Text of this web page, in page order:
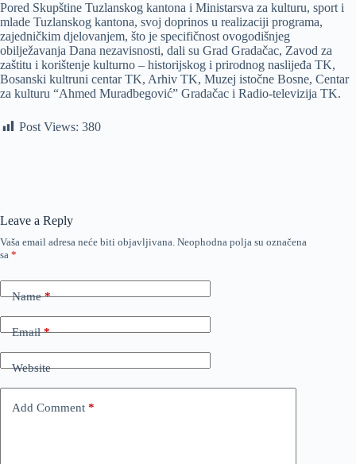
Pored Skupštine Tuzlanskog kantona i Ministarsva za kulturu, sport i
mlade Tuzlanskog kantona, svoj doprinos u realizaciji programa,
zajedničkim djelovanjem, što je specifičnost ovogodišnjeg
obilježavanja Dana nezavisnosti, dali su Grad Gradačac, Zavod za
zaštitu i korištenje kulturno – historijskog i prirodnog naslijeđa TK,
Bosanski kultruni centar TK, Arhiv TK, Muzej istočne Bosne, Centar
za kulturu “Ahmed Muradbegović” Gradačac i Radio-televizija TK.
Post Views: 380
Leave a Reply
Vaša email adresa neće biti objavljivana. Neophodna polja su označena
sa *
Name*
Email*
Website
Add Comment *